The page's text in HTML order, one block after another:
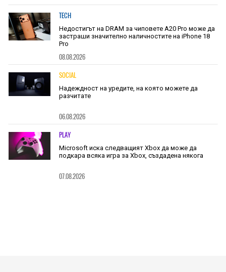
TECH
Недостигът на DRAM за чиповете A20 Pro може да
застраши значително наличностите на iPhone 18
Pro
08.08.2026
SOCIAL
Надеждност на уредите, на която можете да
разчитате
06.08.2026
PLAY
Microsoft иска следващият Xbox да може да
подкара всяка игра за Xbox, създадена някога
07.08.2026